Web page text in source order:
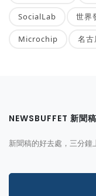
SocialLab 世界
Microchip 名古
NEWSBUFFET 新聞
新聞稿的好去處，三分鐘